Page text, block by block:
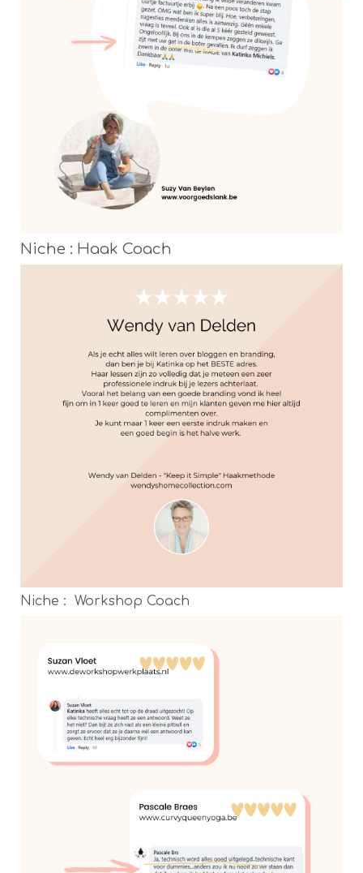
Niche : Haak Coach
Niche : Workshop Coach